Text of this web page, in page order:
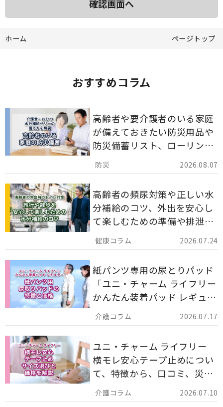
ホーム ページトップ
おすすめコラム
2026.08.07
高齢者や要介護者のいる家庭
が備えておきたい防災用品や
防災備蓄リスト、ローリング
ストックのポイントについて
解説します。
2026.07.24
高齢者の頻尿対策や正しい水
分補給のコツ、外出を安心し
て楽しむための準備や排泄ケ
ア用品の選び方を解説しま
す。
2026.07.17
紙パンツ専用の尿とりパッド
「ユニ・チャーム ライフリー
かんたん装着パッド レギュラ
ー 計162枚」について解説し
ます。
2026.07.10
ユニ・チャーム ライフリー
横モレ安心テープ止めについ
て、特徴から、口コミ、災害
備蓄としての活用法まで分か
りやすく解説します。